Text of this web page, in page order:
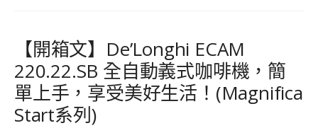
【開箱文】De’Longhi ECAM
220.22.SB 全自動義式咖啡機，簡
單上手，享受美好生活！(Magnifica
Start系列)